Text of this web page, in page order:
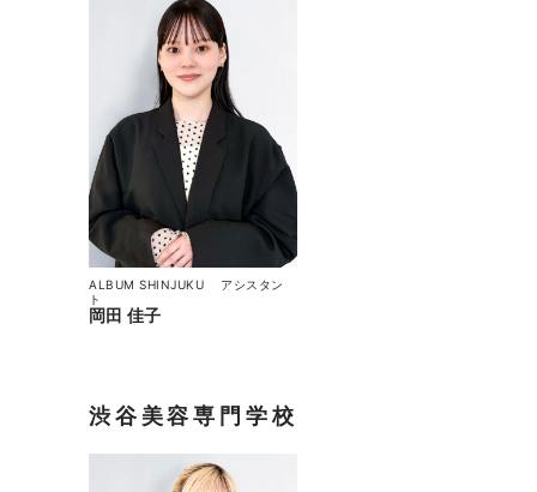
岡田 佳子
ALBUM SHINJUKU
アシスタン
ト
渋谷美容専門学校